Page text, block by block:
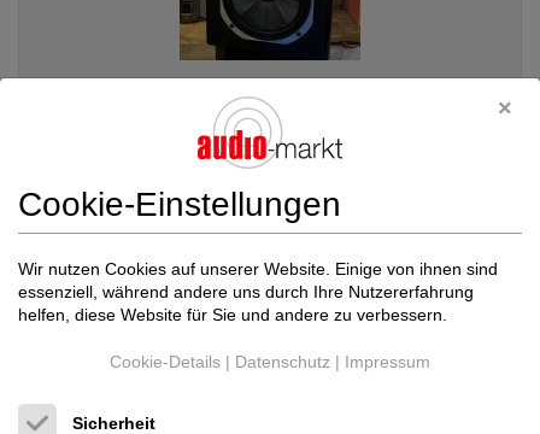
Yamaha ns 1000 x
3.500 €
Alle Inserate von diesem Benutzer im audio-markt anzeigen
CD Player im audio-markt (neu & gebraucht)
Cookie-Einstellungen
Wir nutzen Cookies auf unserer Website. Einige von ihnen sind
essenziell, während andere uns durch Ihre Nutzererfahrung
helfen, diese Website für Sie und andere zu verbessern.
Cookie-Details | Datenschutz | Impressum
Sicherheit